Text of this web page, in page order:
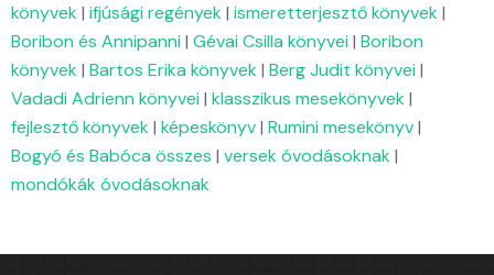
könyvek | ifjúsági regények | ismeretterjesztő könyvek |
Boribon és Annipanni | Gévai Csilla könyvei | Boribon
könyvek | Bartos Erika könyvek | Berg Judit könyvei |
Vadadi Adrienn könyvei | klasszikus mesekönyvek |
fejlesztő könyvek | képeskönyv| Rumini mesekönyv|
Bogyó és Babóca összes | versek óvodásoknak |
mondókák óvodásoknak